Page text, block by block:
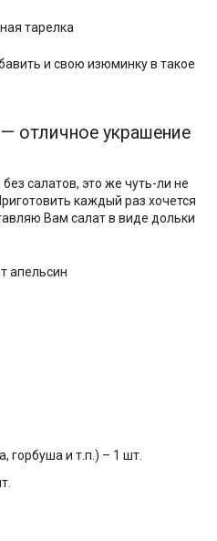
и свою изюминку в такое
отличное украшение
салатов, это же чуть-ли не
каждый раз хочется
Вам салат в виде дольки
горбуша и т.п.) – 1 шт.